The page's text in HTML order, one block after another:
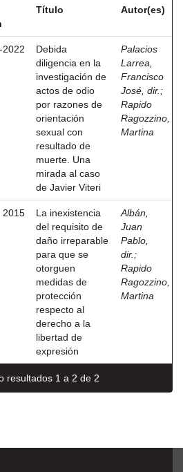
Título Autor(es)
2022
Debida
diligencia en la
investigación de
actos de odio
por razones de
orientación
sexual con
resultado de
muerte. Una
mirada al caso
de Javier Viteri
Palacios
Larrea,
Francisco
José, dir. ;
Rapido
Ragozzino,
Martina
2015
La inexistencia
del requisito de
daño irreparable
para que se
otorguen
medidas de
protección
respecto al
derecho a la
libertad de
expresión
Albán,
Juan
Pablo,
dir. ;
Rapido
Ragozzino,
Martina
resultados 1 a 2 de 2